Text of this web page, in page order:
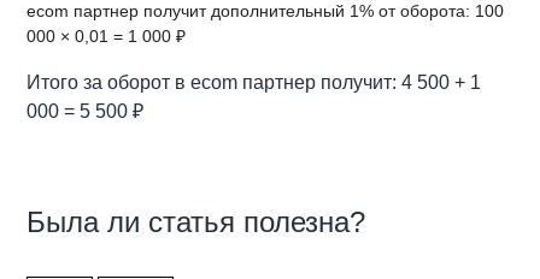
ecom партнер получит дополнительный 1% от оборота: 100
000 × 0,01 = 1 000 ₽
Итого за оборот в ecom партнер получит: 4 500 + 1
000 = 5 500 ₽
Была ли статья полезна?